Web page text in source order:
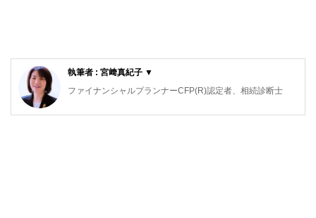
執筆者 : 宮﨑真紀子 ▼
ファイナンシャルプランナーCFP(R)認定者、相続診断士
大阪府出身。同志社大学経済学部卒業後、５年間繊維メーカ